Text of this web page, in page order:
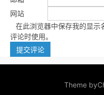
网站
在此浏览器中保存我的显示
评论时使用。
Theme by